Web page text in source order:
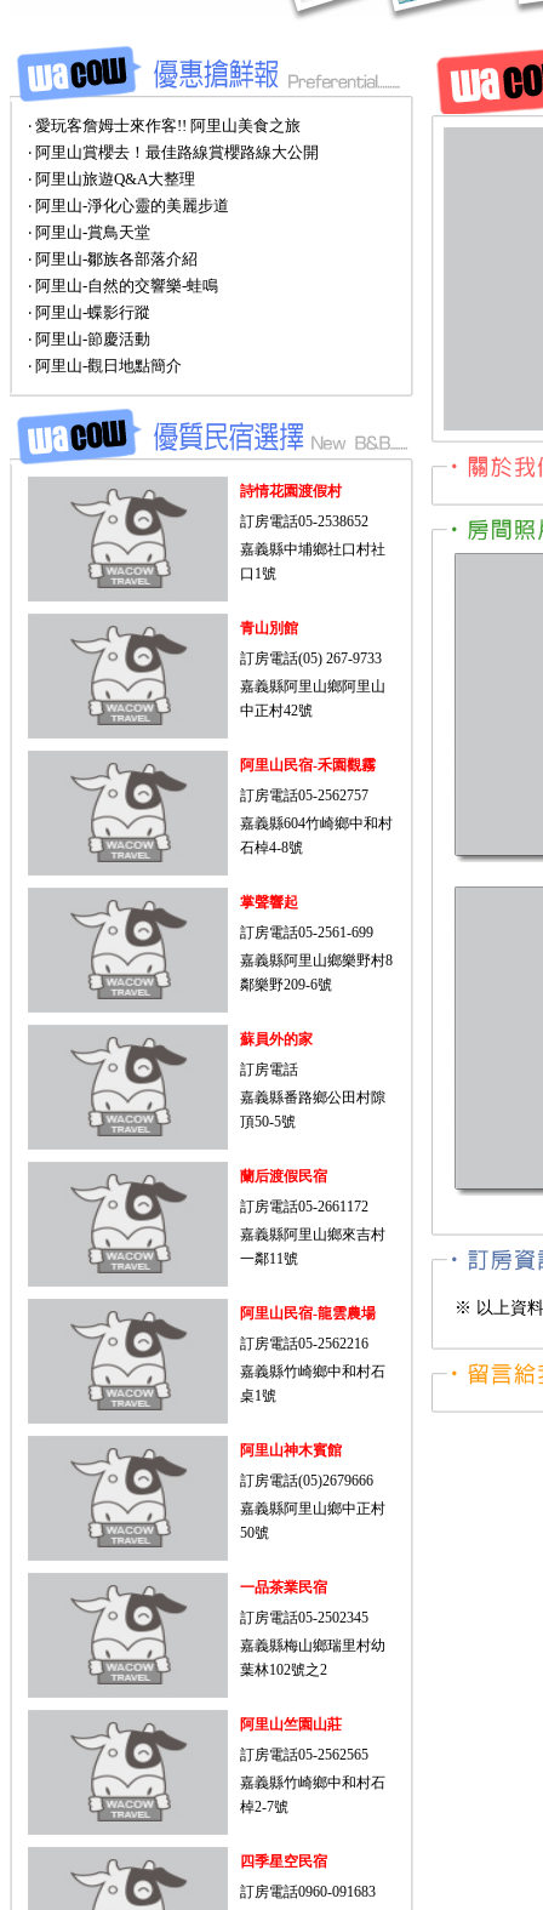
‧ 愛玩客詹姆士來作客!! 阿里山美食之旅
‧ 阿里山賞櫻去！最佳路線賞櫻路線大公開
‧ 阿里山旅遊Q&A大整理
‧ 阿里山-淨化心靈的美麗步道
‧ 阿里山-賞鳥天堂
‧ 阿里山-鄒族各部落介紹
‧ 阿里山-自然的交響樂-蛙鳴
‧ 阿里山-蝶影行蹤
‧ 阿里山-節慶活動
‧ 阿里山-觀日地點簡介
詩情花園渡假村
訂房電話05-2538652
嘉義縣中埔鄉社口村社
口1號
青山別館
訂房電話(05) 267-9733
嘉義縣阿里山鄉阿里山
中正村42號
阿里山民宿-禾園觀霧
訂房電話05-2562757
嘉義縣604竹崎鄉中和村
石棹4-8號
掌聲響起
訂房電話05-2561-699
嘉義縣阿里山鄉樂野村8
鄰樂野209-6號
蘇員外的家
訂房電話
嘉義縣番路鄉公田村隙
頂50-5號
蘭后渡假民宿
訂房電話05-2661172
嘉義縣阿里山鄉來吉村
一鄰11號
阿里山民宿-龍雲農場
訂房電話05-2562216
嘉義縣竹崎鄉中和村石
桌1號
阿里山神木賓館
訂房電話(05)2679666
嘉義縣阿里山鄉中正村
50號
一品茶業民宿
訂房電話05-2502345
嘉義縣梅山鄉瑞里村幼
葉林102號之2
阿里山竺園山莊
訂房電話05-2562565
嘉義縣竹崎鄉中和村石
棹2-7號
四季星空民宿
訂房電話0960-091683
※ 以上資